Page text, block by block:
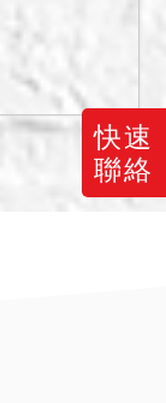
快速
聯絡
響交易情
至4樓開啟
室內4房1
，亦為5樓
梯右旁房
影響交易
狀況，仍